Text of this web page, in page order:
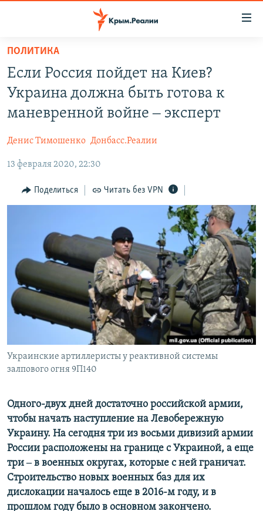
Вернуться
основному
содержанию
Вернутся
главной
Вернутся
поиску
11 ЛЕТ ОККУПАЦИИ КРЫМА. 11 ИСТОРИЙ СОПРОТИВЛЕНИЯ
ВОДА
ЕЩЕ
ИНТЕРАКТИВ
ИНФОГРАФИКА
СОВЕТЫ ПРАВОЗАЩИТНИКОВ
ПРОПАВШИЕ БЕЗ ВЕСТИ
ПОБЕДИТЕЛЕЙ НЕ СУДЯТ?
КРЫМ.НЕПОКОРЕННЫЙ
ELIFBE
УКРАИНСКАЯ ПРОБЛЕМА КРЫМА
РАДІО СВОБОДА
КАК ОБОЙТИ БЛОКИРОВКУ
Qırımtatar
ПРИСОЕДИНЯЙТЕСЬ!
Все сайты RFE/RL
ПОЛИТИКА
Если Россия пойдет на Киев?
Украина должна быть готова к
маневренной войне ‒ эксперт
Денис Тимошенко Донбасс.Реалии
13 февраля 2020, 22:30
Поделиться Читать без VPN
Украинские артиллеристы у реактивной системы
залпового огня 9П140
Одного-двух дней достаточно российской армии,
чтобы начать наступление на​ Левобережную
Украину. На сегодня три из восьми дивизий армии
России расположены на границе с Украиной, а еще
три ‒ в военных округах, которые с ней граничат.
Строительство новых военных баз для их
дислокации началось еще в 2016-м году, и в
прошлом году было в основном закончено.